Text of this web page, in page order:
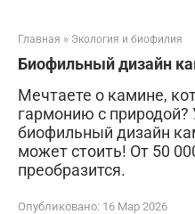
Главная » Экология и биофилия
Биофильный дизайн
Мечтаете о камине,
гармонию с природой?
биофильный дизайн
может стоить! От 50
преобразится.
Опубликовано: 16 Мар 2026